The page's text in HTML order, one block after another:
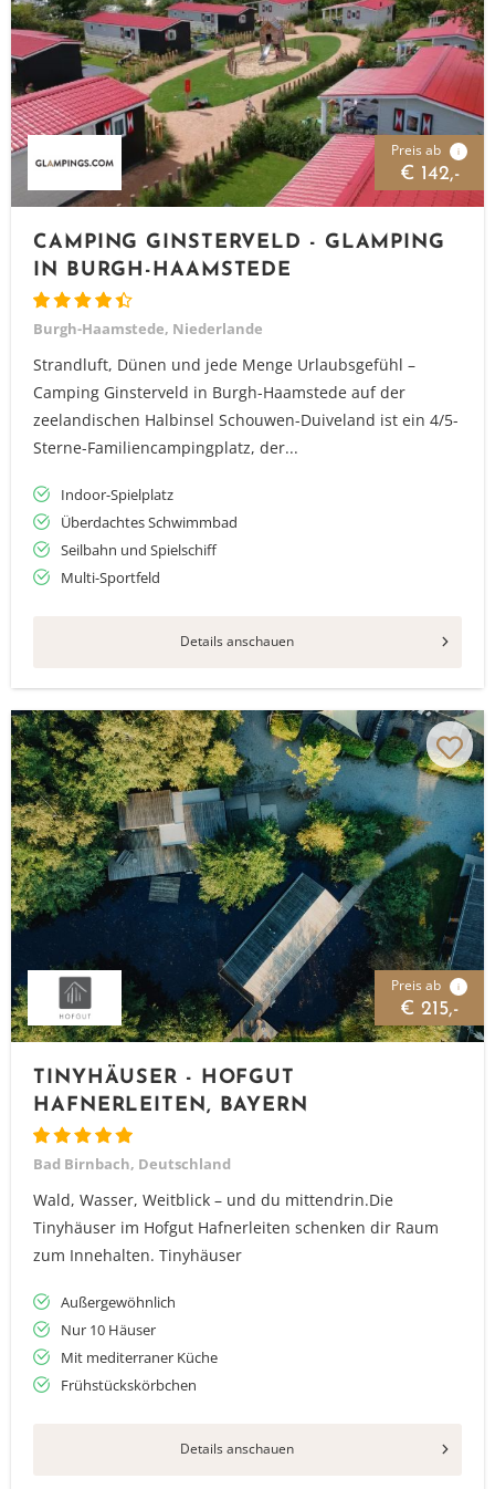
Preis ab i
€ 142,-
CAMPING GINSTERVELD - GLAMPING
IN BURGH-HAAMSTEDE
Burgh-Haamstede, Niederlande
Strandluft, Dünen und jede Menge Urlaubsgefühl –
Camping Ginsterveld in Burgh-Haamstede auf der
zeelandischen Halbinsel Schouwen-Duiveland ist ein 4/5-
Sterne-Familiencampingplatz, der...
Indoor-Spielplatz
Überdachtes Schwimmbad
Seilbahn und Spielschiff
Multi-Sportfeld
Details anschauen
Preis ab i
€ 215,-
TINYHÄUSER - HOFGUT
HAFNERLEITEN, BAYERN
Bad Birnbach, Deutschland
Wald, Wasser, Weitblick – und du mittendrin.Die
Tinyhäuser im Hofgut Hafnerleiten schenken dir Raum
zum Innehalten. Tinyhäuser
Außergewöhnlich
Nur 10 Häuser
Mit mediterraner Küche
Frühstückskörbchen
Details anschauen